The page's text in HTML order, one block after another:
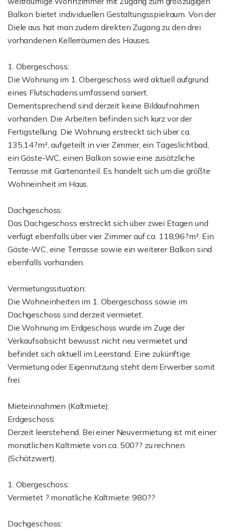
Balkon bietet individuellen Gestaltungsspielraum. Von der
Diele aus hat man zudem direkten Zugang zu den drei
vorhandenen Kellerräumen des Hauses.
1. Obergeschoss:
Die Wohnung im 1. Obergeschoss wird aktuell aufgrund
eines Flutschadens umfassend saniert.
Dementsprechend sind derzeit keine Bildaufnahmen
vorhanden. Die Arbeiten befinden sich kurz vor der
Fertigstellung. Die Wohnung erstreckt sich über ca.
135,14?m², aufgeteilt in vier Zimmer, ein Tageslichtbad,
ein Gäste-WC, einen Balkon sowie eine zusätzliche
Terrasse mit Gartenanteil. Es handelt sich um die größte
Wohneinheit im Haus.
Dachgeschoss:
Das Dachgeschoss erstreckt sich über zwei Etagen und
verfügt ebenfalls über vier Zimmer auf ca. 118,96?m². Ein
Gäste-WC, eine Terrasse sowie ein weiterer Balkon sind
ebenfalls vorhanden.
Vermietungssituation:
Die Wohneinheiten im 1. Obergeschoss sowie im
Dachgeschoss sind derzeit vermietet.
Die Wohnung im Erdgeschoss wurde im Zuge der
Verkaufsabsicht bewusst nicht neu vermietet und
befindet sich aktuell im Leerstand. Eine zukünftige
Vermietung oder Eigennutzung steht dem Erwerber somit
frei.
Mieteinnahmen (Kaltmiete):
Erdgeschoss:
Derzeit leerstehend. Bei einer Neuvermietung ist mit einer
monatlichen Kaltmiete von ca. 500?? zu rechnen
(Schätzwert).
1. Obergeschoss:
Vermietet ? monatliche Kaltmiete: 980??
Dachgeschoss: